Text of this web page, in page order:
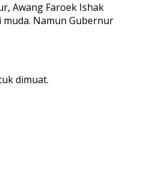
Awang Faroek Ishak
Namun Gubernur
dimuat.